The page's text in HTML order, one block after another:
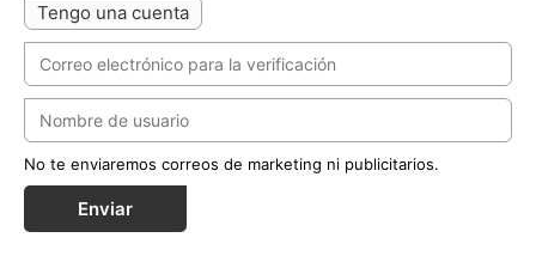
Tengo una cuenta
No te enviaremos correos de marketing ni publicitarios.
Enviar